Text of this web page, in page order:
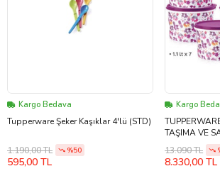
Kargo Bedava
Tupperware Şeker Kaşıklar 4'lü (STD)
1.190,00 TL %50
595,00 TL
Kargo
TAŞIMA VE
SET
13.090 TL
8.330,00 TL